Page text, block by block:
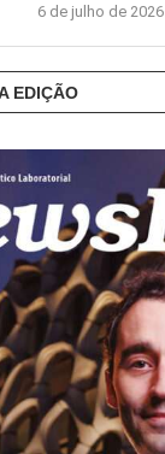
6 de julho de 2026
EDIÇÃO